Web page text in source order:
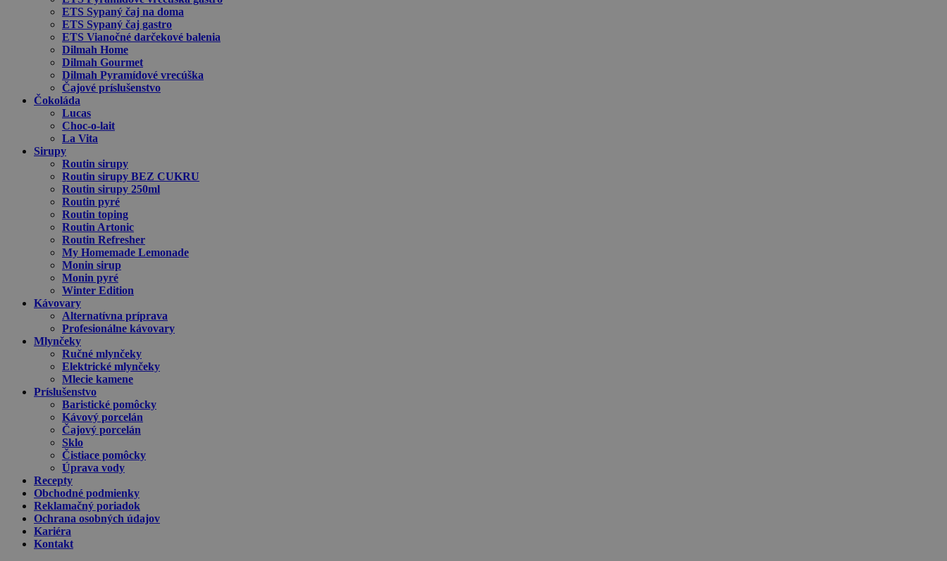
ETS Sypaný čaj na doma
ETS Sypaný čaj gastro
ETS Vianočné darčekové balenia
Dilmah Home
Dilmah Gourmet
Dilmah Pyramídové vrecúška
Čajové príslušenstvo
Čokoláda
Lucas
Choc-o-lait
La Vita
Sirupy
Routin sirupy
Routin sirupy BEZ CUKRU
Routin sirupy 250ml
Routin pyré
Routin toping
Routin Artonic
Routin Refresher
My Homemade Lemonade
Monin sirup
Monin pyré
Winter Edition
Kávovary
Alternatívna príprava
Profesionálne kávovary
Mlynčeky
Ručné mlynčeky
Elektrické mlynčeky
Mlecie kamene
Príslušenstvo
Baristické pomôcky
Kávový porcelán
Čajový porcelán
Sklo
Čistiace pomôcky
Úprava vody
Recepty
Obchodné podmienky
Reklamačný poriadok
Ochrana osobných údajov
Kariéra
Kontakt